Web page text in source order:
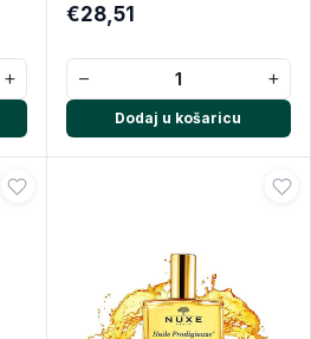
+
€28,51
− +
Dodaj u košaricu